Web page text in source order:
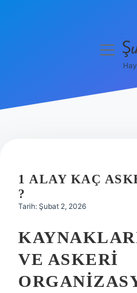
Hakkımızda
menüyü
1 ALAY KAÇ
?
Tarih: Şubat 2, 2026
VE ASKERI